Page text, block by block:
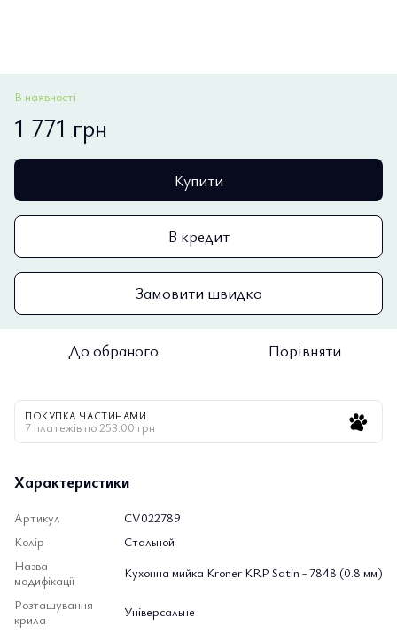
В наявності
1 771 грн
Купити
В кредит
Замовити швидко
До обраного Порівняти
ПОКУПКА ЧАСТИНАМИ
7 платежів по 253.00 грн
Характеристики
Артикул
CV022789
Колір
Стальной
Назва
модифікації
Кухонна мийка Kroner KRP Satin - 7848 (0.8 мм)
Розташування
крила
Універсальне